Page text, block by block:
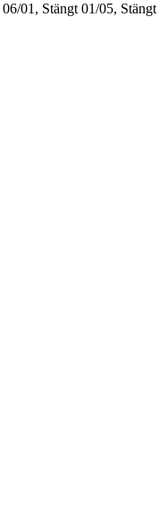
06/01, Stängt 01/05, Stängt